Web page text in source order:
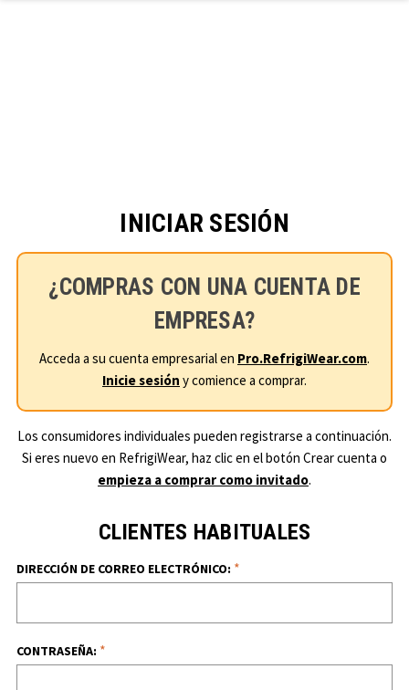
INICIAR SESIÓN
¿COMPRAS CON UNA CUENTA DE
EMPRESA?
Acceda a su cuenta empresarial en Pro.RefrigiWear.com.
Inicie sesión y comience a comprar.
Los consumidores individuales pueden registrarse a continuación.
Si eres nuevo en RefrigiWear, haz clic en el botón Crear cuenta o
empieza a comprar como invitado.
CLIENTES HABITUALES
DIRECCIÓN DE CORREO ELECTRÓNICO: *
CONTRASEÑA: *